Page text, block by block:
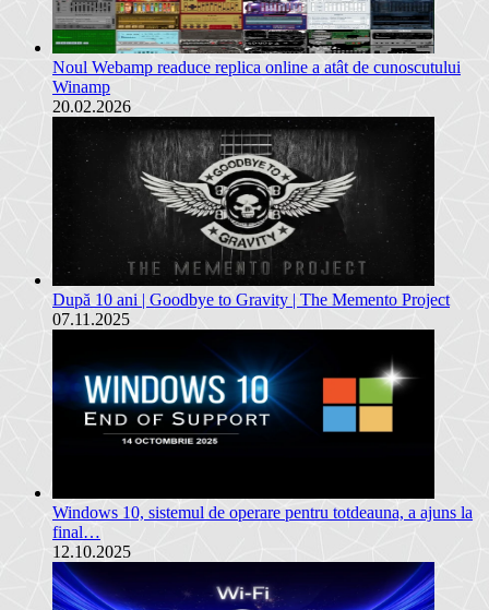
Noul Webamp readuce replica online a atât de cunoscutului
Winamp
20.02.2026
După 10 ani | Goodbye to Gravity | The Memento Project
07.11.2025
Windows 10, sistemul de operare pentru totdeauna, a ajuns la
final…
12.10.2025